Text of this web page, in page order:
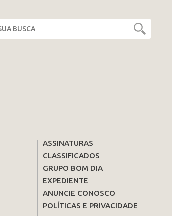
ASSINATURAS
CLASSIFICADOS
GRUPO BOM DIA
EXPEDIENTE
ANUNCIE CONOSCO
POLÍTICAS E PRIVACIDADE